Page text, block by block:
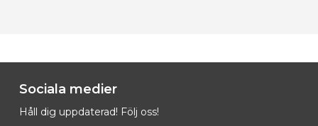
Sociala medier
Håll dig uppdaterad! Följ oss!